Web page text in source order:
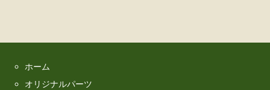
ホーム
オリジナルパーツ